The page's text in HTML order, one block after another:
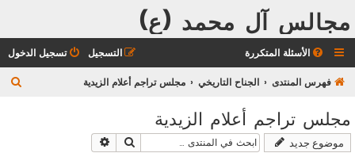
مجالس آل محمد (ع)
الأسئلة المتكررة تسجيل الدخول التسجيل
فهرس المنتدى الجناح التاريخي مجلس تراجم أعلام الزيدية
مجلس تراجم أعلام الزيدية
موضوع جديد بحث